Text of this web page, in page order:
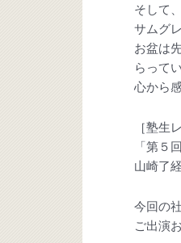
そして
サムグ
お盆は
らって
心から
［塾生
「第５
山崎了経
今回の
ご出演